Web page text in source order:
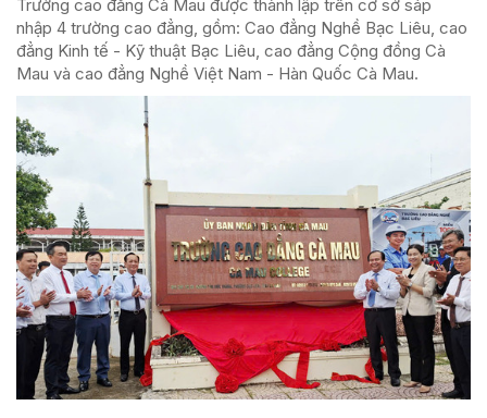
Trường cao đẳng Cà Mau được thành lập trên cơ sở sáp
nhập 4 trường cao đẳng, gồm: Cao đẳng Nghề Bạc Liêu, cao
đẳng Kinh tế - Kỹ thuật Bạc Liêu, cao đẳng Cộng đồng Cà
Mau và cao đẳng Nghề Việt Nam - Hàn Quốc Cà Mau.